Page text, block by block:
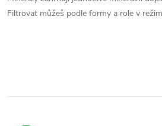
a
Filtrovat můžeš podle formy a role v